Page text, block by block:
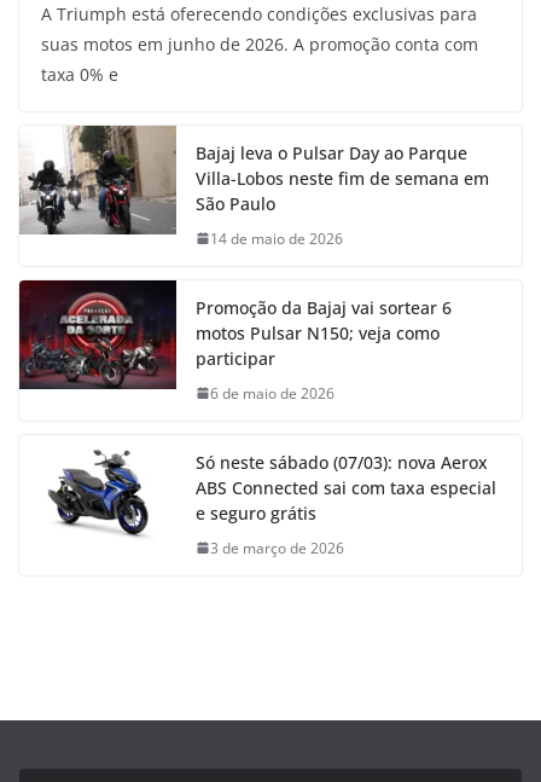
A Triumph está oferecendo condições exclusivas para
suas motos em junho de 2026. A promoção conta com
taxa 0% e
Bajaj leva o Pulsar Day ao Parque
Villa-Lobos neste fim de semana em
São Paulo
14 de maio de 2026
Promoção da Bajaj vai sortear 6
motos Pulsar N150; veja como
participar
6 de maio de 2026
Só neste sábado (07/03): nova Aerox
ABS Connected sai com taxa especial
e seguro grátis
3 de março de 2026